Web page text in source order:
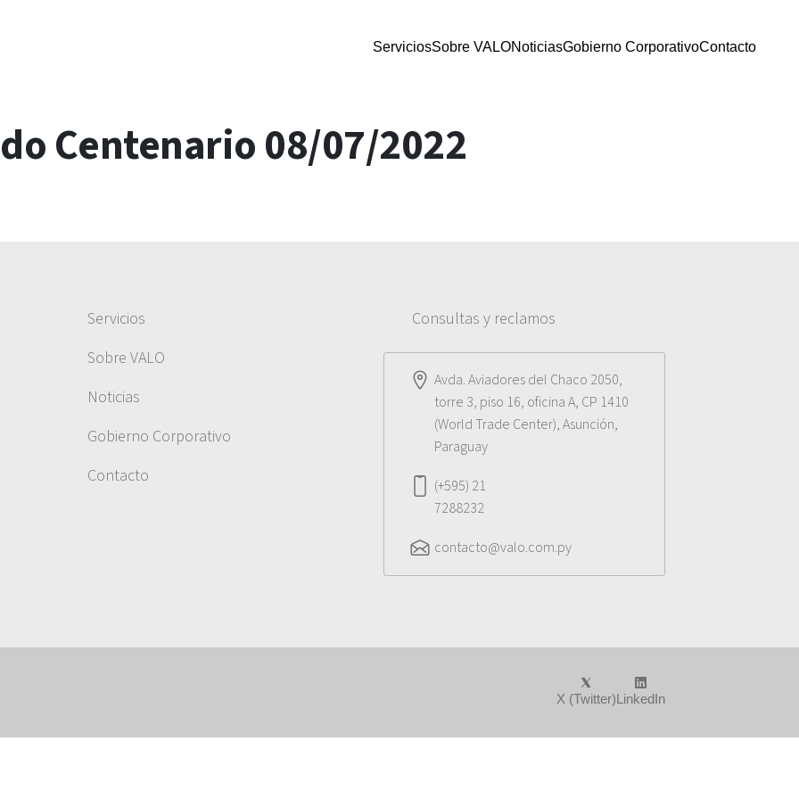
ServiciosSobre VALONoticiasGobierno CorporativoContacto
Centenario 08/07/2022
Servicios
Sobre VALO
Noticias
Gobierno Corporativo
Contacto
Consultas y reclamos
Avda. Aviadores del Chaco 2050,
torre 3, piso 16, oficina A, CP 1410
(World Trade Center), Asunción,
Paraguay
(+595) 21
7288232
contacto@valo.com.py
X (Twitter)LinkedIn